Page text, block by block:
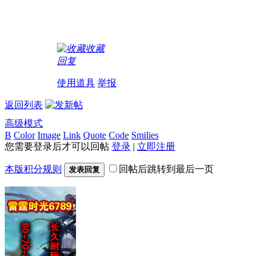
收藏
回复
使用道具 举报
返回列表
高级模式
B Color Image Link Quote Code Smilies
您需要登录后才可以回帖 登录 | 立即注册
本版积分规则 发表回复 回帖后跳转到最后一页